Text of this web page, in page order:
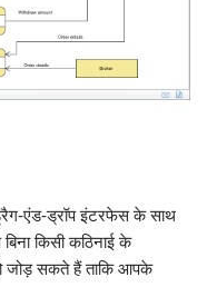
एंड-ड्रॉप इंटरफेस के साथ
किसी कठिनाई के
जोड़ सकते हैं ताकि आपके